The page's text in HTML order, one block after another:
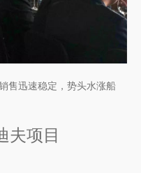
售迅速稳定，势头水涨船
夫项目